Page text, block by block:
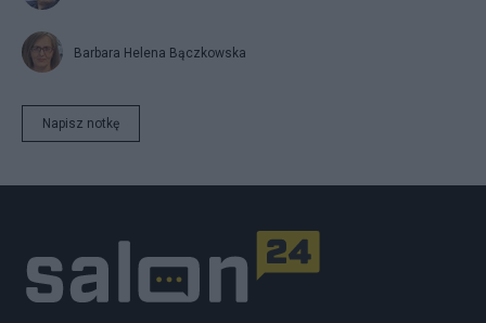
Barbara Helena Bączkowska
Napisz notkę